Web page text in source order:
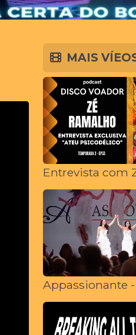
MAIS
Entrevista com
Appassionante -